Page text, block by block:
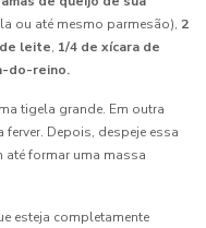
ou até mesmo parmesão), 2
leite, 1/4 de xícara de
do-reino.
tigela grande. Em outra
Depois, despeje essa
até formar uma massa
esteja completamente